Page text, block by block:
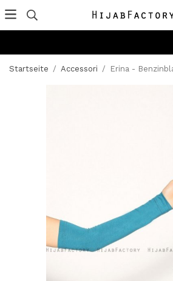
Startseite / Accessori / Erina -